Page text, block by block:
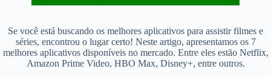
Se você está buscando os melhores aplicativos para assistir filmes e
séries, encontrou o lugar certo! Neste artigo, apresentamos os 7
melhores aplicativos disponíveis no mercado. Entre eles estão Netflix,
Amazon Prime Video, HBO Max, Disney+, entre outros.